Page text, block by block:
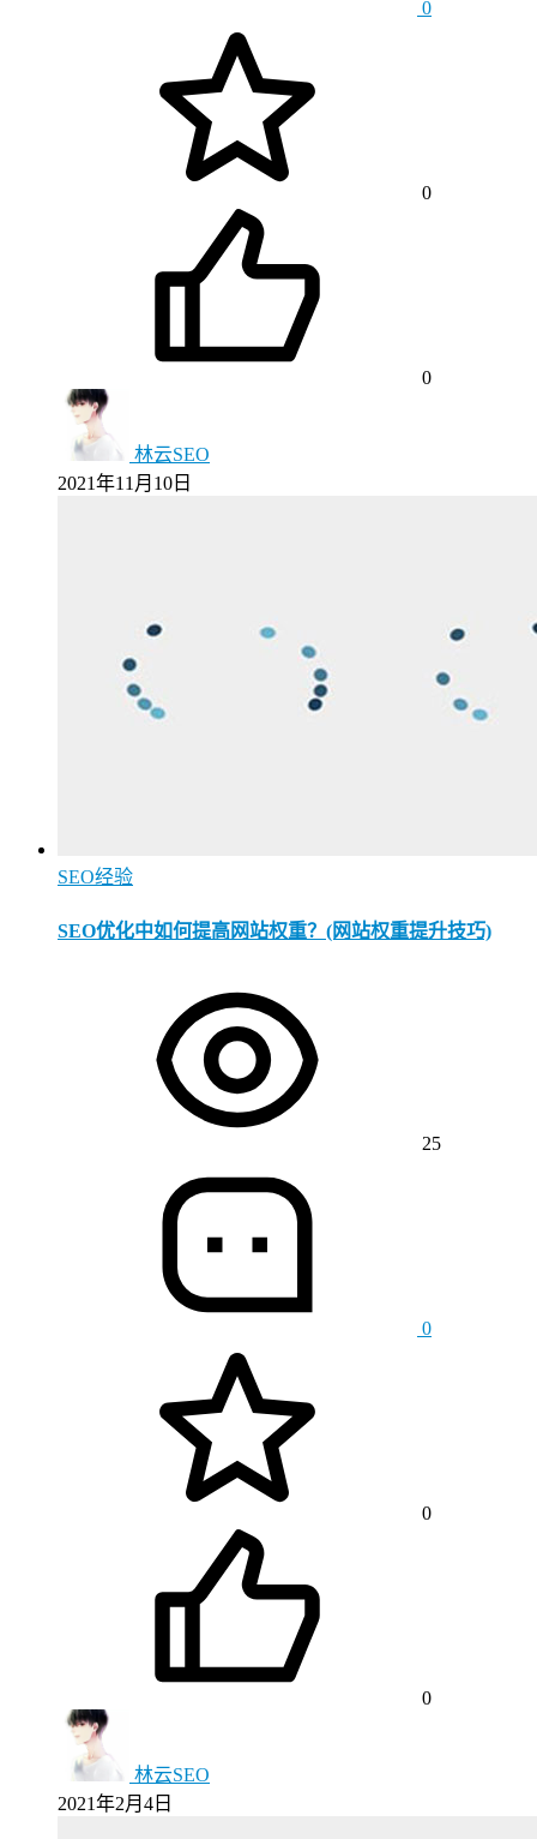
0
0
0
林云SEO
2021年11月10日
SEO经验
SEO优化中如何提高网站权重？(网站权重提升技巧)
25
0
0
0
林云SEO
2021年2月4日